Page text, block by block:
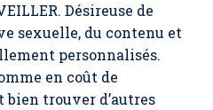
Désireuse de
sexuelle, du contenu et
personnalisés.
en coût de
trouver d’autres